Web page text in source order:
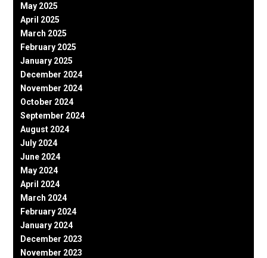
May 2025
April 2025
March 2025
February 2025
January 2025
December 2024
November 2024
October 2024
September 2024
August 2024
July 2024
June 2024
May 2024
April 2024
March 2024
February 2024
January 2024
December 2023
November 2023